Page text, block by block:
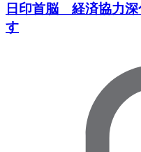
日印首脳 経済協力
す